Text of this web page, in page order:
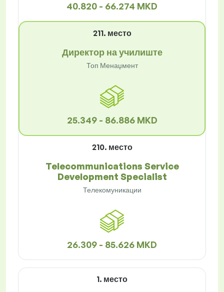
40.820 - 66.274 MKD
211. место
Директор на училиште
Топ Менаџмент
25.349 - 86.886 MKD
210. место
Telecommunications Service
Development Specialist
Телекомуникации
26.309 - 85.626 MKD
1. место